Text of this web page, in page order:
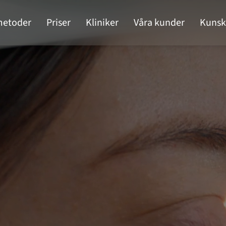
Priser Kliniker Våra kunder